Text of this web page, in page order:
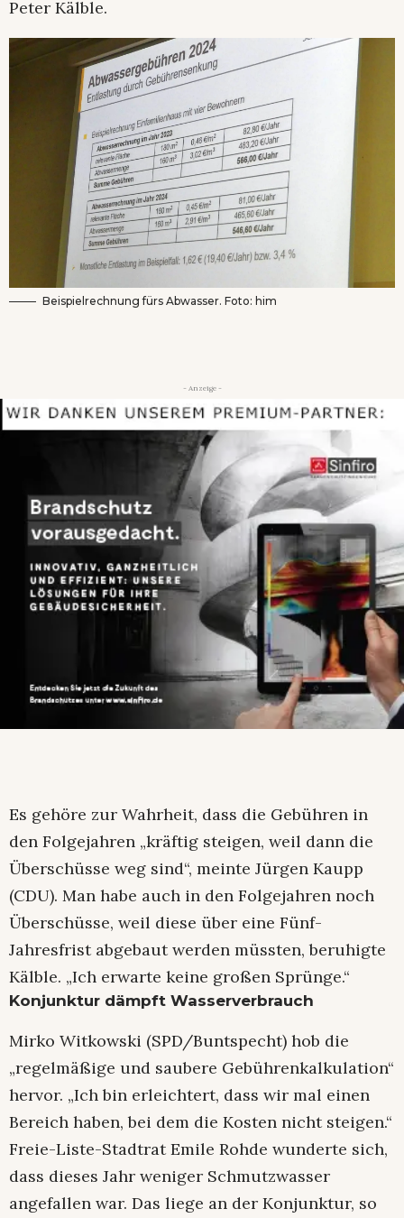
Peter Kälble.
Beispielrechnung fürs Abwasser. Foto: him
- Anzeige -
Es gehöre zur Wahrheit, dass die Gebühren in
den Folgejahren „kräftig steigen, weil dann die
Überschüsse weg sind“, meinte Jürgen Kaupp
(CDU). Man habe auch in den Folgejahren noch
Überschüsse, weil diese über eine Fünf-
Jahresfrist abgebaut werden müssten, beruhigte
Kälble. „Ich erwarte keine großen Sprünge.“
Konjunktur dämpft Wasserverbrauch
Mirko Witkowski (SPD/Buntspecht) hob die
„regelmäßige und saubere Gebührenkalkulation“
hervor. „Ich bin erleichtert, dass wir mal einen
Bereich haben, bei dem die Kosten nicht steigen.“
Freie-Liste-Stadtrat Emile Rohde wunderte sich,
dass dieses Jahr weniger Schmutzwasser
angefallen war. Das liege an der Konjunktur, so